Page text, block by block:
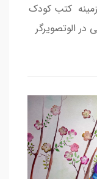
زمینه کتب کودک
الوتصویرگر